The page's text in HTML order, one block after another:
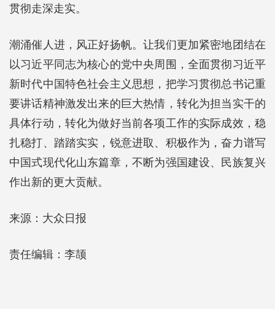
贯彻走深走实。
潮涌催人进，风正好扬帆。让我们更加紧密地团结在
以习近平同志为核心的党中央周围，全面贯彻习近平
新时代中国特色社会主义思想，把学习贯彻总书记重
要讲话精神激发出来的巨大热情，转化为担当实干的
具体行动，转化为做好当前各项工作的实际成效，稳
扎稳打、踏踏实实，锐意进取、积极作为，奋力谱写
中国式现代化山东篇章，不断为强国建设、民族复兴
作出新的更大贡献。
来源：大众日报
责任编辑：李颉